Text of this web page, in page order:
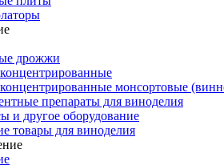
дрожжи
монсортовые
препараты для виноделия
и другое оборудование
товары для виноделия